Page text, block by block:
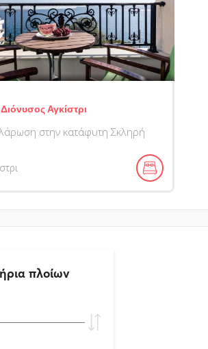
Αγκίστρι
στην κατάφυτη Σκληρή